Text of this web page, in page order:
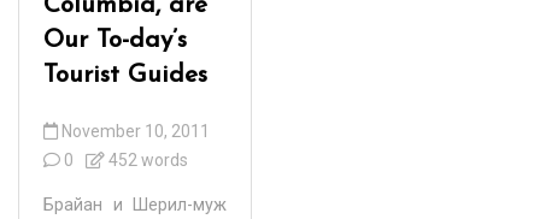
Columbia, are
Our To-day’s
Tourist Guides
November 10, 2011
0
452 words
Брайан и Шерил-муж